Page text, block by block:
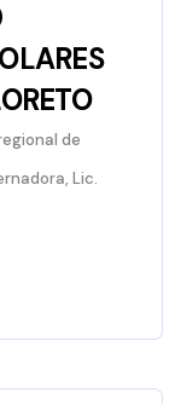
de
Lic.